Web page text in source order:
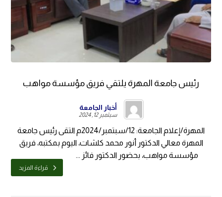
رئيس جامعة المهرة يلتقي فريق مؤسسة مواهب
أخبار الجامعة
سبتمبر 12, 2024
المهرة/إعلام الجامعة: 12/سبتمبر/2024م التقى رئيس جامعة
المهرة معالي الدكتور أنور محمد كلشات، اليوم بمكتبه، فريق
مؤسسة مواهب، بحضور الدكتور فائز ...
قراءة المزيد